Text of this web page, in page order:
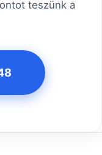
teszünk a